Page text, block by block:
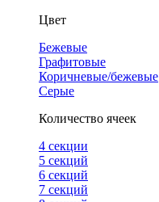
Цвет
Бежевые
Графитовые
Коричневые/бежевые
Серые
Количество ячеек
4 cекции
5 секций
6 секций
7 секций